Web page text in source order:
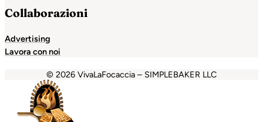
Collaborazioni
Advertising
Lavora con noi
© 2026 VivaLaFocaccia – SIMPLEBAKER LLC
grandpashabet